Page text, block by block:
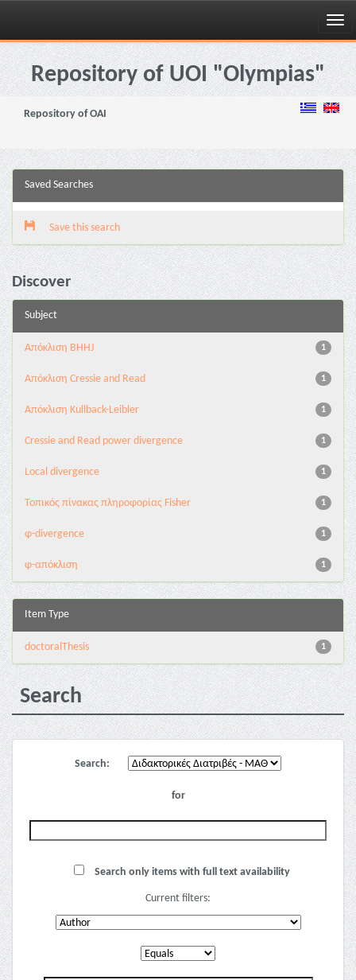
Skip
navigationRepository of UOI "Olympias"
Repository of OAI
Saved Searches
Save this search
Discover
Subject
1
Aπόκλιση BHHJ
1
Aπόκλιση Cressie and Read
1
Aπόκλιση Kullback-Leibler
1
Cressie and Read power divergence
1
Local divergence
1
Τοπικός πίνακας πληροφορίας Fisher
1
φ-divergence
1
φ-απόκλιση
Item Type
1
doctoralThesis
Search
Search:
for
Search only items with full text availability
Current filters: